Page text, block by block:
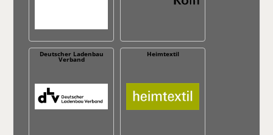
Deutscher Ladenbau
Verband
Heimtextil